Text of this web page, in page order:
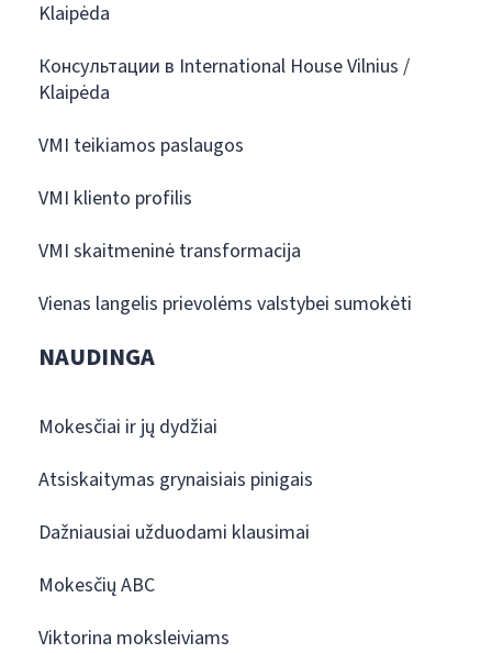
Klaipėda
Консультации в International House Vilnius /
Klaipėda
VMI teikiamos paslaugos
VMI kliento profilis
VMI skaitmeninė transformacija
Vienas langelis prievolėms valstybei sumokėti
NAUDINGA
Mokesčiai ir jų dydžiai
Atsiskaitymas grynaisiais pinigais
Dažniausiai užduodami klausimai
Mokesčių ABC
Viktorina moksleiviams